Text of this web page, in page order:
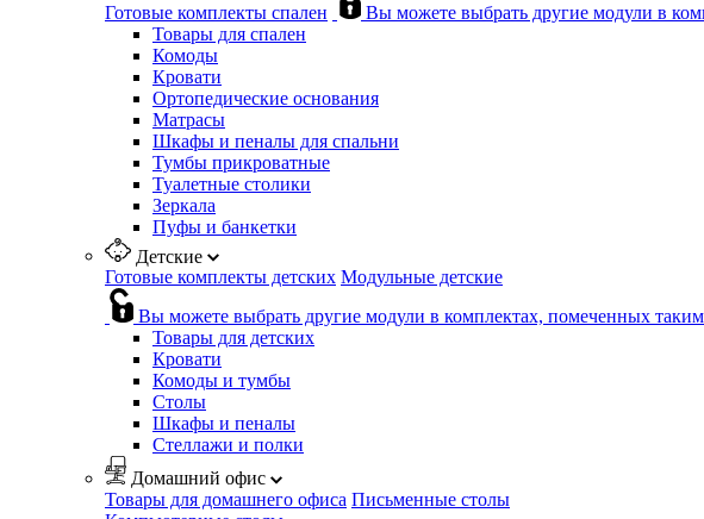
Готовые комплекты спален
Вы можете выбрать другие модули в
Товары для спален
Комоды
Кровати
Ортопедические основания
Матрасы
Шкафы и пеналы для спальни
Тумбы прикроватные
Туалетные столики
Зеркала
Пуфы и банкетки
Детские
Готовые комплекты детских Модульные детские
Вы можете выбрать другие модули в комплектах, помеченных таким
Товары для детских
Кровати
Комоды и тумбы
Столы
Шкафы и пеналы
Стеллажи и полки
Домашний офис
Товары для домашнего офиса Письменные столы